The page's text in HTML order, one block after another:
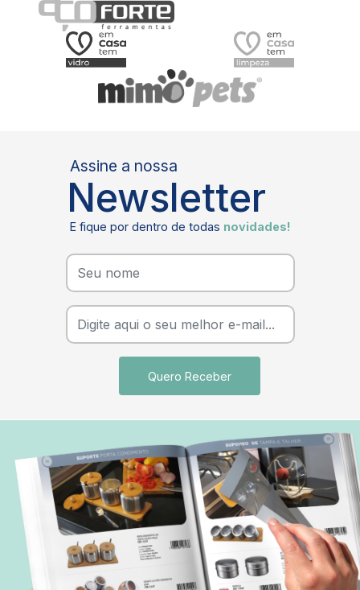
Assine a nossa
Newsletter
E fique por dentro de todas novidades!
Quero Receber